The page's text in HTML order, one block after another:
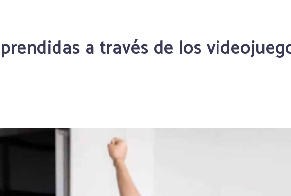
a través de los